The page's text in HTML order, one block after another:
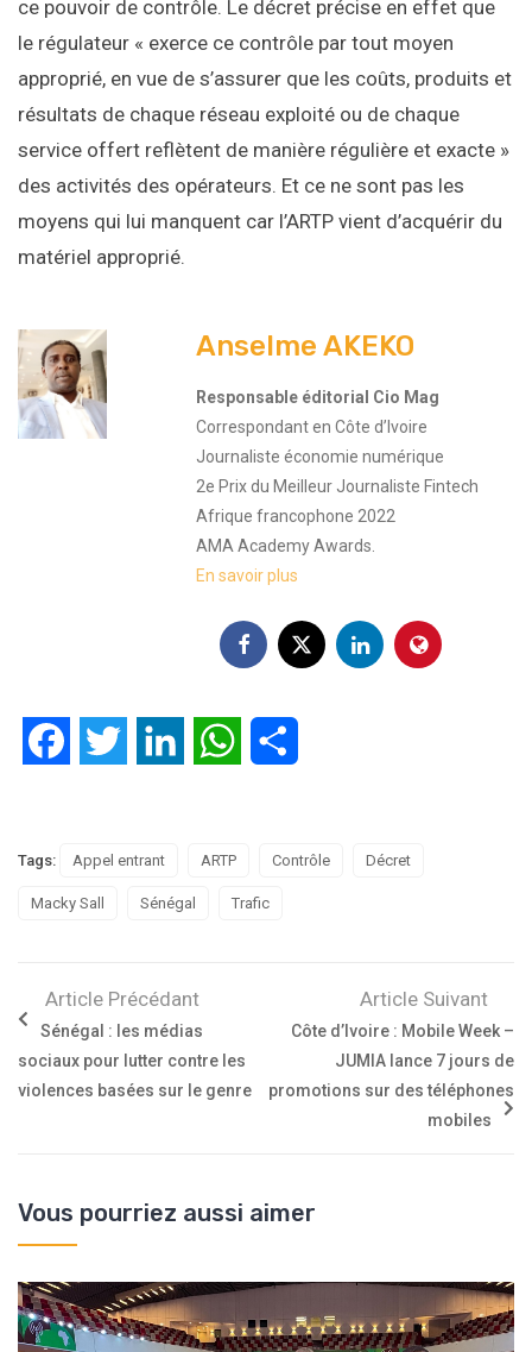
Anselme AKEKO
Responsable éditorial Cio Mag
Correspondant en Côte d’Ivoire
2e Prix du Meilleur Journaliste Fintech
Afrique francophone 2022
AMA Academy Awards.
Facebook LinkedInWhatsAppPartager
ARTP Contrôle Décret
Trafic
sociaux pour lutter contre les
violences basées sur le genre
promotions sur des téléphones
Vous pourriez aussi aimer
22 juillet 2026
UAT : la Côte d’Ivoire déploie sa diplomatie numérique à